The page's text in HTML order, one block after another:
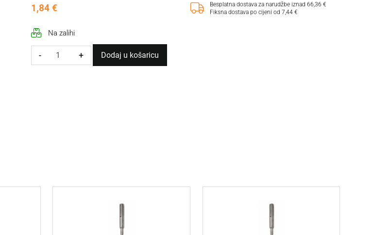
1,84€
Besplatna dostava za narudžbe iznad 66,36 €
Fiksna dostava po cijeni od 7,44 €
Na zalihi
- + Dodaj u košaricu